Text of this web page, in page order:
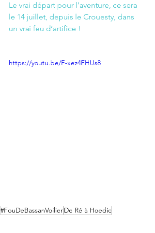
Le vrai départ pour l’aventure, ce sera
le 14 juillet, depuis le Crouesty, dans
un vrai feu d’artifice !
https://youtu.be/F-xez4FHUs8
#FouDeBassanVoilierDe Ré à Hoedic